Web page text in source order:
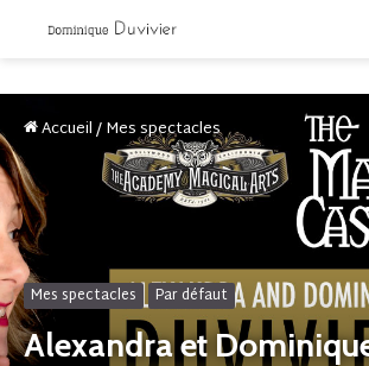
Accueil/Mes spectacles
Mes spectacles Par défaut
Alexandra et